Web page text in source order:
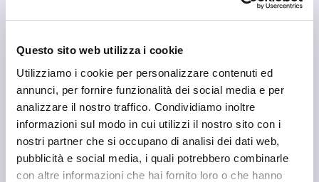
Questo sito web utilizza i cookie
Utilizziamo i cookie per personalizzare contenuti ed
annunci, per fornire funzionalità dei social media e per
analizzare il nostro traffico. Condividiamo inoltre
informazioni sul modo in cui utilizzi il nostro sito con i
nostri partner che si occupano di analisi dei dati web,
pubblicità e social media, i quali potrebbero combinarle
con altre informazioni che hai fornito loro o che hanno